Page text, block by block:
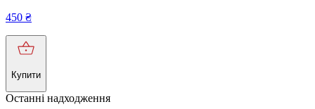
450 ₴
Купити
Останні надходження